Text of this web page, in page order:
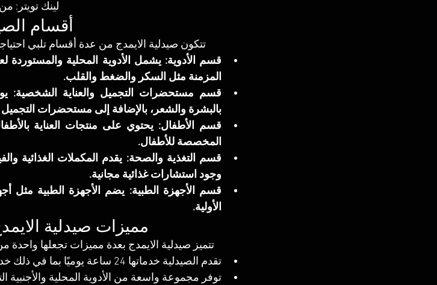
لينك تويتر: من
أقسام
تتكون صيدلية الايمدج من عدة أقسام تلبي
المزمنة مثل السكر والضغط والقلب.
بالبشرة والشعر، بالإضافة إلى مستحضرات
المخصصة للأطفال.
وجود استشارات غذائية مجانية.
الأولية.
مميزات صيدلية
تتميز صيدلية الايمدج بعدة مميزات تجعلها
تقدم الصيدلية خدماتها 24 ساعة يوميًا بما في ذلك خدمة توصيل الأدوية للمنازل.
توفر مجموعة واسعة من الأدوية المحلية